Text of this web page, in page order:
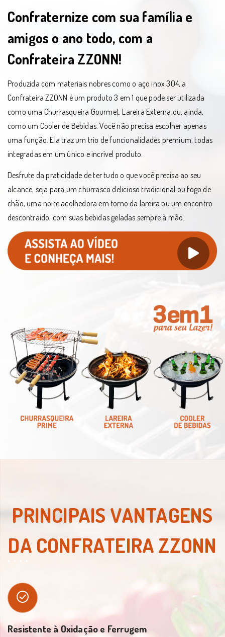
Confraternize com sua família e
amigos o ano todo, com a
Confrateira ZZONN!
Produzida com materiais nobres como o aço inox 304, a
Confrateira ZZONN é um produto 3 em 1 que pode ser utilizada
como uma Churrasqueira Gourmet, Lareira Externa ou, ainda,
como um Cooler de Bebidas. Você não precisa escolher apenas
uma função. Ela traz um trio de funcionalidades premium, todas
integradas em um único e incrível produto.
Desfrute da praticidade de ter tudo o que você precisa ao seu
alcance, seja para um churrasco delicioso tradicional ou fogo de
chão, uma noite acolhedora em torno da lareira ou um encontro
descontraído, com suas bebidas geladas sempre à mão.
PRINCIPAIS VANTAGENS
DA CONFRATEIRA ZZONN
Resistente à Oxidação e Ferrugem